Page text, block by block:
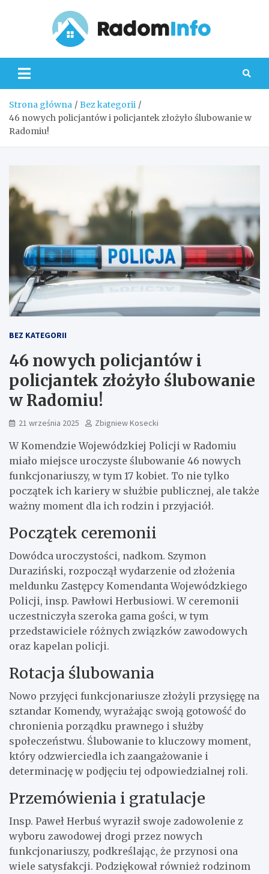
Strona główna
Bez kategorii
46 nowych policjantów i policjantek złożyło ślubowanie w
Radomiu!
BEZ KATEGORII
46 nowych policjantów i
policjantek złożyło ślubowanie
w Radomiu!
21 września 2025 Zbigniew Kosecki
W Komendzie Wojewódzkiej Policji w Radomiu
miało miejsce uroczyste ślubowanie 46 nowych
funkcjonariuszy, w tym 17 kobiet. To nie tylko
początek ich kariery w służbie publicznej, ale także
ważny moment dla ich rodzin i przyjaciół.
Początek ceremonii
Dowódca uroczystości, nadkom. Szymon
Duraziński, rozpoczął wydarzenie od złożenia
meldunku Zastępcy Komendanta Wojewódzkiego
Policji, insp. Pawłowi Herbusiowi. W ceremonii
uczestniczyła szeroka gama gości, w tym
przedstawiciele różnych związków zawodowych
oraz kapelan policji.
Rotacja ślubowania
Nowo przyjęci funkcjonariusze złożyli przysięgę na
sztandar Komendy, wyrażając swoją gotowość do
chronienia porządku prawnego i służby
społeczeństwu. Ślubowanie to kluczowy moment,
który odzwierciedla ich zaangażowanie i
determinację w podjęciu tej odpowiedzialnej roli.
Przemówienia i gratulacje
Insp. Paweł Herbuś wyraził swoje zadowolenie z
wyboru zawodowej drogi przez nowych
funkcjonariuszy, podkreślając, że przynosi ona
wiele satysfakcji. Podziękował również rodzinom